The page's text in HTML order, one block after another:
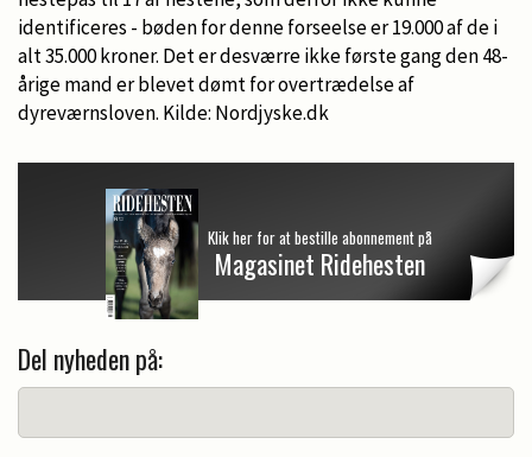
identificeres - bøden for denne forseelse er 19.000 af de i
alt 35.000 kroner. Det er desværre ikke første gang den 48-
årige mand er blevet dømt for overtrædelse af
dyreværnsloven. Kilde: Nordjyske.dk
Klik her for at bestille abonnement på
Magasinet Ridehesten
Del nyheden på: